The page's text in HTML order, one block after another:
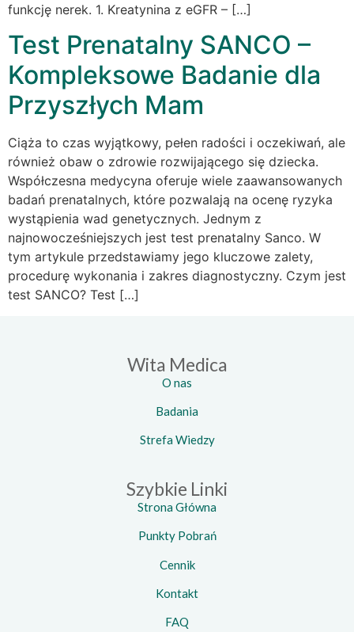
funkcję nerek. 1. Kreatynina z eGFR – […]
Test Prenatalny SANCO –
Kompleksowe Badanie dla
Przyszłych Mam
Ciąża to czas wyjątkowy, pełen radości i oczekiwań, ale
również obaw o zdrowie rozwijającego się dziecka.
Współczesna medycyna oferuje wiele zaawansowanych
badań prenatalnych, które pozwalają na ocenę ryzyka
wystąpienia wad genetycznych. Jednym z
najnowocześniejszych jest test prenatalny Sanco. W
tym artykule przedstawiamy jego kluczowe zalety,
procedurę wykonania i zakres diagnostyczny. Czym jest
test SANCO? Test […]
Wita Medica
O nas
Badania
Strefa Wiedzy
Szybkie Linki
Strona Główna
Punkty Pobrań
Cennik
Kontakt
FAQ